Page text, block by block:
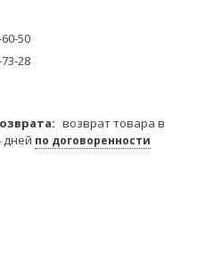
50
28
возврат товара в
дней по договоренности